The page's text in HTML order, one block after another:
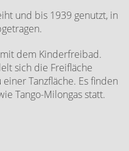
und bis 1939 genutzt, in
dem Kinderfreibad.
sich die Freifläche
Tanzfläche. Es finden
Tango-Milongas statt.